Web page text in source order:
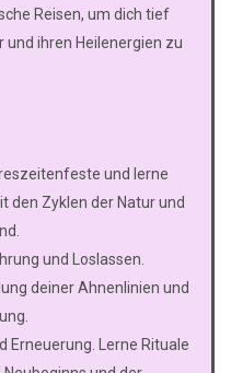
Reisen, um dich tief
ihren Heilenergien zu
und lerne
den Zyklen der Natur und
und Loslassen.
deiner Ahnenlinien und
Erneuerung. Lerne Rituale